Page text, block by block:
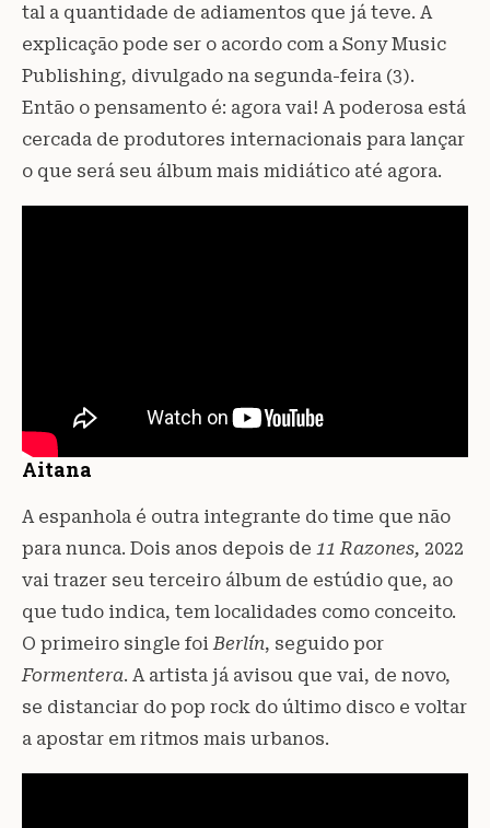
tal a quantidade de adiamentos que já teve. A
explicação pode ser o acordo com a Sony Music
Publishing, divulgado na segunda-feira (3).
Então o pensamento é: agora vai! A poderosa está
cercada de produtores internacionais para lançar
o que será seu álbum mais midiático até agora.
Aitana
A espanhola é outra integrante do time que não
para nunca. Dois anos depois de 11 Razones, 2022
vai trazer seu terceiro álbum de estúdio que, ao
que tudo indica, tem localidades como conceito.
O primeiro single foiBerlín, seguido por
Formentera. A artista já avisou que vai, de novo,
se distanciar do pop rock do último disco e voltar
a apostar em ritmos mais urbanos.